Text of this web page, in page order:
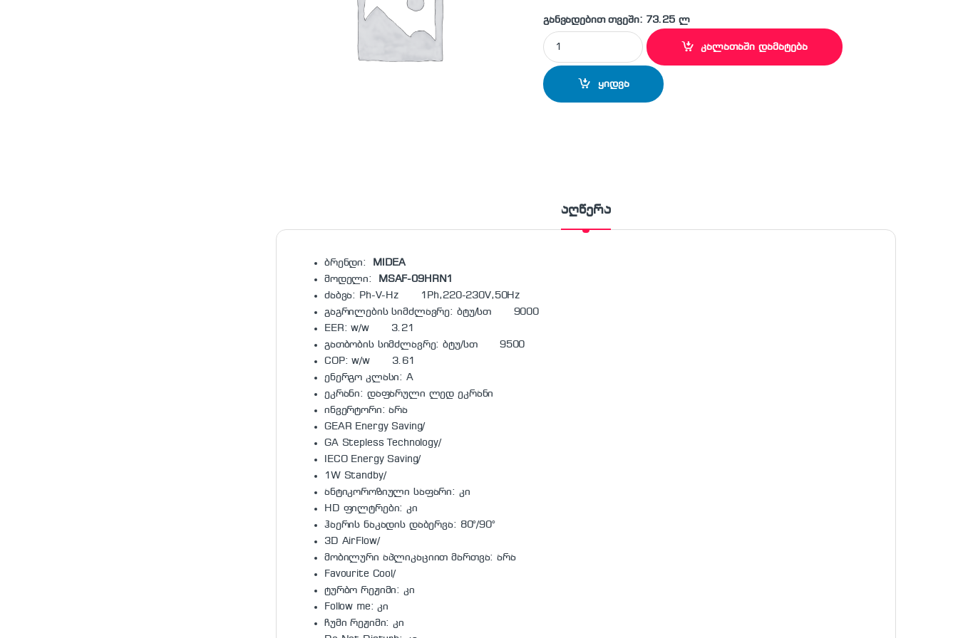
განვადებით თვეში: 73.25 ლ
MSAF-09HRN1 - კონდიციონერი quantity
კალათაში დამატება
ყიდვა
აღწერა
ბრენდი:
MIDEA
მოდელი:
MSAF-09HRN1
ძაბვა: Ph-V-Hz 1Ph,220-230V,50Hz
გაგრილების სიმძლავრე: ბტუ/სთ 9000
EER: w/w 3.21
გათბობის სიმძლავრე: ბტუ/სთ 9500
COP: w/w 3.61
ენერგო კლასი: A
ეკრანი: დაფარული ლედ ეკრანი
ინვერტორი: არა
GEAR Energy Saving/
GA Stepless Technology/
IECO Energy Saving/
1W Standby/
ანტიკოროზიული საფარი: კი
HD ფილტრები: კი
ჰაერის ნაკადის დაბერვა: 80°/90°
3D AirFlow/
მობილური აპლიკაციით მართვა: არა
Favourite Cool/
ტურბო რეჟიმი: კი
Follow me: კი
ჩუმი რეჟიმი: კი